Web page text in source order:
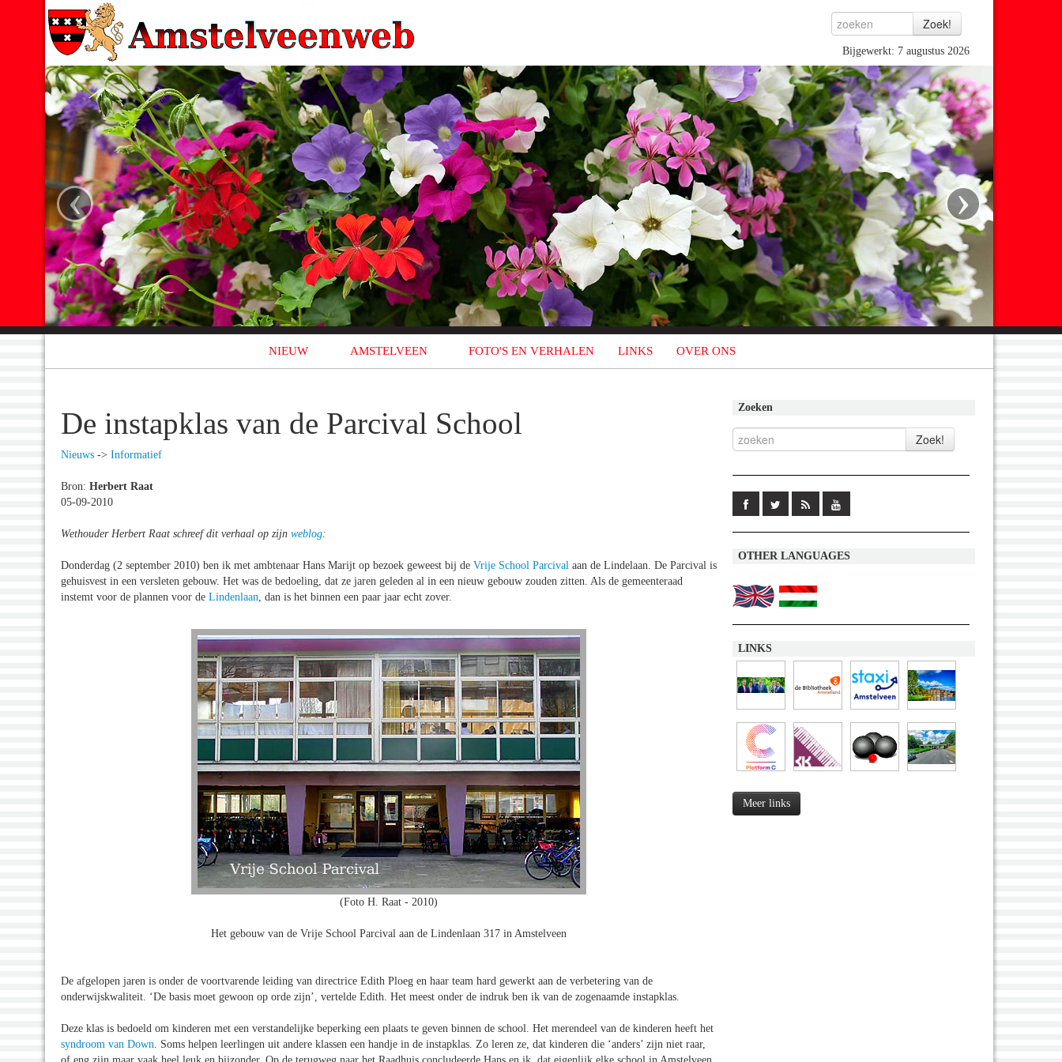
Bijgewerkt: 7 augustus 2026
‹ ›
NIEUW AMSTELVEEN FOTO'S EN VERHALEN LINKS OVER ONS
De instapklas van de Parcival School
Nieuws -> Informatief
Bron: Herbert Raat
05-09-2010
Wethouder Herbert Raat schreef dit verhaal op zijn weblog:
Donderdag (2 september 2010) ben ik met ambtenaar Hans Marijt op bezoek geweest bij de Vrije School Parcival aan de Lindelaan. De Parcival is
gehuisvest in een versleten gebouw. Het was de bedoeling, dat ze jaren geleden al in een nieuw gebouw zouden zitten. Als de gemeenteraad
instemt voor de plannen voor de Lindenlaan , dan is het binnen een paar jaar echt zover.
(Foto H. Raat - 2010)
Het gebouw van de Vrije School Parcival aan de Lindenlaan 317 in Amstelveen
De afgelopen jaren is onder de voortvarende leiding van directrice Edith Ploeg en haar team hard gewerkt aan de verbetering van de
onderwijskwaliteit. ‘De basis moet gewoon op orde zijn’, vertelde Edith. Het meest onder de indruk ben ik van de zogenaamde instapklas.
Deze klas is bedoeld om kinderen met een verstandelijke beperking een plaats te geven binnen de school. Het merendeel van de kinderen heeft het
syndroom van Down . Soms helpen leerlingen uit andere klassen een handje in de instapklas. Zo leren ze, dat kinderen die ‘anders’ zijn niet raar,
of eng zijn maar vaak heel leuk en bijzonder. Op de terugweg naar het Raadhuis concludeerde Hans en ik, dat eigenlijk elke school in Amstelveen
Zoeken
OTHER LANGUAGES
LINKS
Meer links